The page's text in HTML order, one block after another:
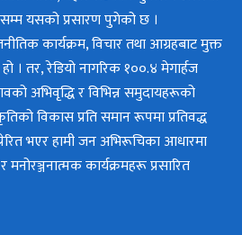
यसको प्रसारण पुगेको छ ।
कार्यक्रम, विचार तथा आग्रहबाट मुक्त
। तर, रेडियो नागरिक १००.४ मेगार्हज
अभिवृद्धि र विभिन्न समुदायहरूको
विकास प्रति समान रूपमा प्रतिवद्ध
भएर हामी जन अभिरूचिका आधारमा
कार्यक्रमहरू प्रसारित